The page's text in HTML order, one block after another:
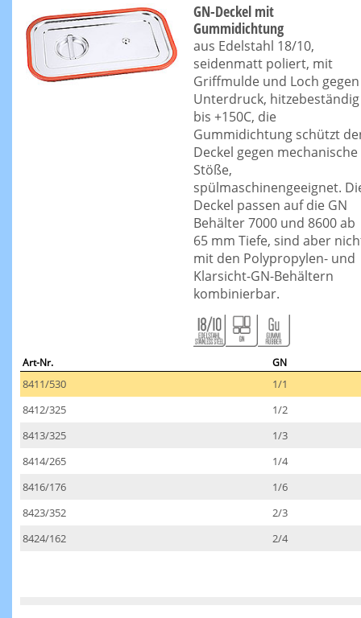
GN-Deckel mit
Gummidichtung
aus Edelstahl 18/10,
seidenmatt poliert, mit
Griffmulde und Loch gegen
Unterdruck, hitzebeständig
bis +150C, die
Gummidichtung schützt
Deckel gegen mechanische
Stöße,
spülmaschinengeeignet.
Deckel passen auf die GN
Behälter 7000 und 8600 ab
65 mm Tiefe, sind aber
mit den Polypropylen- und
Klarsicht-GN-Behältern
kombinierbar.
Art-Nr. GN
8411/530
1/1
8412/325
1/2
8413/325
1/3
8414/265
1/4
8416/176
1/6
8423/352
2/3
8424/162
2/4